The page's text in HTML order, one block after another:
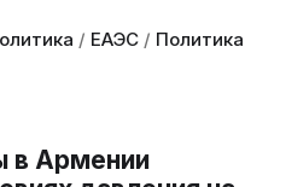
/ ЕАЭС / Политика
в Армении